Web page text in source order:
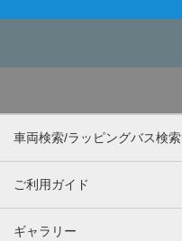
車両検索/ラッピングバス検索
ご利用ガイド
ギャラリー